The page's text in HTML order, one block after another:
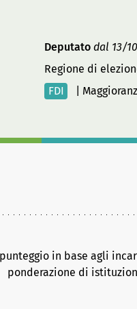
Deputato dal 13/
Regione di
FDI
in base agli
ponderazione di